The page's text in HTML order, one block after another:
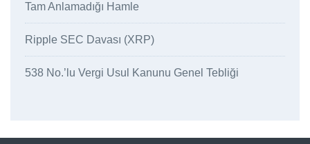
Tam Anlamadığı Hamle
Ripple SEC Davası (XRP)
538 No.’lu Vergi Usul Kanunu Genel Tebliği